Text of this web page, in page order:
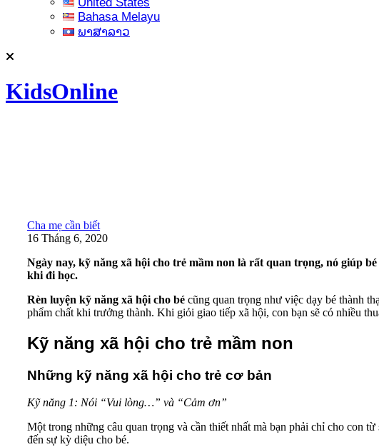
Bahasa Melayu
ພາສາລາວ
KidsOnline
Cha mẹ cần biết
16 Tháng 6, 2020
Ngày nay, kỹ năng xã hội cho trẻ mầm non là rất quan trọng, nó giúp
khi đi học.
Rèn luyện kỹ năng xã hội cho bé cũng quan trọng như việc dạy bé thành
phẩm chất khi trưởng thành. Khi giỏi giao tiếp xã hội, con bạn sẽ có nhiều
Kỹ năng xã hội cho trẻ mầm non
Những kỹ năng xã hội cho trẻ cơ bản
Kỹ năng 1: Nói “Vui lòng…” và “Cảm ơn”
Một trong những câu quan trọng và cần thiết nhất mà bạn phải chỉ cho con
đến sự kỳ diệu cho bé.